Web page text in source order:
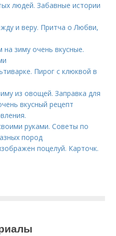
людей. Забавные истории
и веру. Притча о Любви,
зиму очень вкусные.
Пирог с клюквой в
из овощей. Заправка для
вкусный рецепт
руками. Советы по
пород
поцелуй. Карточк.